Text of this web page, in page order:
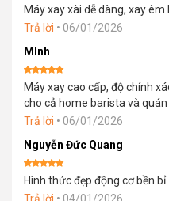
Được xếp
hạng 55
sao
Máy xay xài dễ dàng, xay êm
Trả lời • 06/01/2026
MInh
Được xếp
hạng 55
sao
Máy xay cao cấp, độ chính
cho cả home barista và
Trả lời • 06/01/2026
Nguyễn Đức Quang
Được xếp
hạng5 5
sao
Hình thức đẹp động cơ bền bỉ